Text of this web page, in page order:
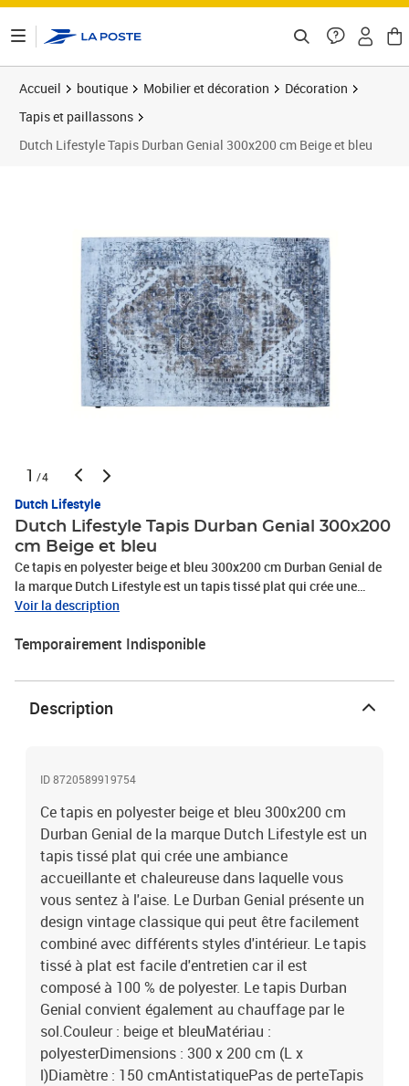
Accueil boutique Mobilier et décoration
Décoration
Tapis et paillassons
Dutch Lifestyle Tapis Durban Genial 300x200 cm Beige et bleu
1 /4
Dutch Lifestyle
Dutch Lifestyle Tapis Durban Genial 300x200
cm Beige et bleu
Ce tapis en polyester beige et bleu 300x200 cm Durban Genial de
la marque Dutch Lifestyle est un tapis tissé plat qui crée une
ambiance accueillante et chaleureuse dans laquelle vous vous
classique qui peut être facilement combiné avec différents styles
composé à 100 % de polyester. Le tapis Durban Genial convient
également au chauffage par le sol.Couleur : beige et bleuMatériau
: polyesterDimensions : 300 x 200 cm (L x l)Diamètre : 150
nettoyer avec l'aspirateur ou le nettoyeur de tapisPour usage
Voir la description
Temporairement Indisponible
Description
ID 8720589919754
Ce tapis en polyester beige et bleu 300x200 cm
Durban Genial de la marque Dutch Lifestyle est un
tapis tissé plat qui crée une ambiance
accueillante et chaleureuse dans laquelle vous
vous sentez à l'aise. Le Durban Genial présente un
design vintage classique qui peut être facilement
combiné avec différents styles d'intérieur. Le tapis
tissé à plat est facile d'entretien car il est
composé à 100 % de polyester. Le tapis Durban
Genial convient également au chauffage par le
sol.Couleur : beige et bleuMatériau :
polyesterDimensions : 300 x 200 cm (L x
l)Diamètre : 150 cmAntistatiquePas de perteTapis